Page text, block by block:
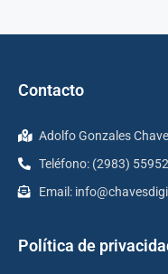
Contacto
Adolfo Gonzales
Teléfono: (2983)
Email:
Política de